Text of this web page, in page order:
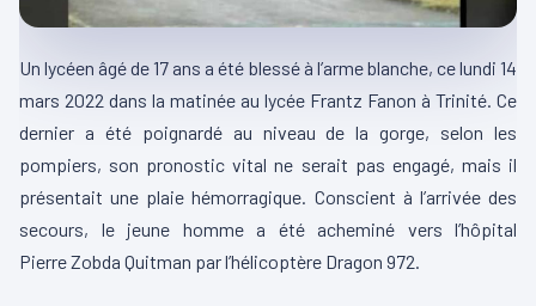
Un lycéen âgé de 17 ans a été blessé à l’arme blanche, ce lundi 14
mars 2022 dans la matinée au lycée Frantz Fanon à Trinité. Ce
dernier a été poignardé au niveau de la gorge, selon les
pompiers, son pronostic vital ne serait pas engagé, mais il
présentait une plaie hémorragique. Conscient à l’arrivée des
secours, le jeune homme a été acheminé vers l’hôpital
PierreZobda Quitman par l’hélicoptère Dragon 972.